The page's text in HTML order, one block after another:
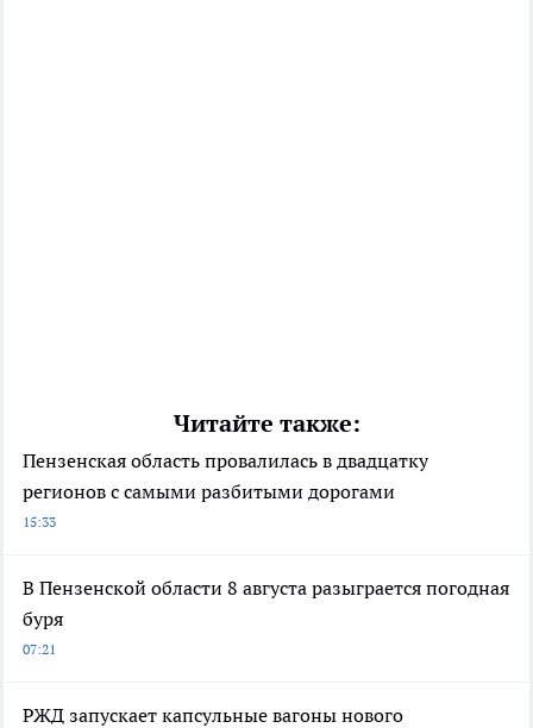
Читайте также:
Пензенская область провалилась в двадцатку
регионов с самыми разбитыми дорогами
15:33
В Пензенской области 8 августа разыграется погодная
буря
07:21
РЖД запускает капсульные вагоны нового